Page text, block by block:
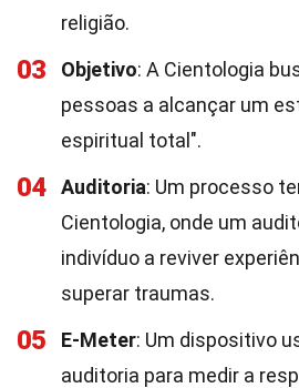
religião.
03 Objetivo: A Cientologia
pessoas a alcançar um
espiritual total".
04 Auditoria: Um processo
Cientologia, onde um
indivíduo a reviver
superar traumas.
05 E-Meter: Um dispositivo
auditoria para medir a